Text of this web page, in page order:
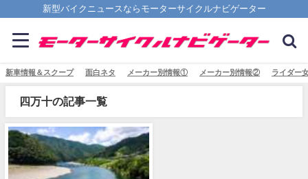
新型バイクニュースならモーターサイクルナビゲーター
新車情報＆スクープ 面白ネタ メーカー別情報① メーカー別情報② ライダー
四万十の記事一覧